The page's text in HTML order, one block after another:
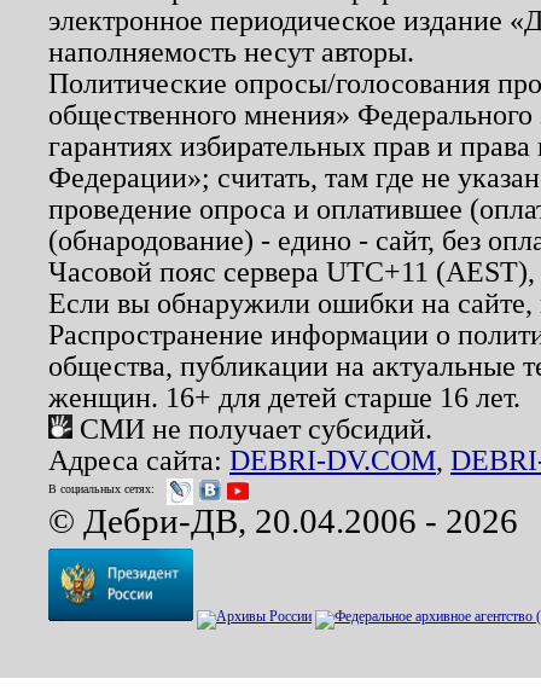
электронное периодическое издание
наполняемость несут авторы.
Политические опросы/голосования
общественного мнения»
гарантиях избирательных прав и
Федерации»; считать, там где не
проведение опроса и оплатившее
(обнародование) - едино - сайт, без
Часовой пояс сервера UTC+11
Если вы обнаружили ошибки на
Распространение информации о
общества, публикации на актуальные
женщин. 16+ для детей старше 16 лет.
СМИ не получает субсидий.
Адреса сайта: DEBRI-DV.COM,
В социальных сетях:
© Дебри-ДВ, 20.04.2006 - 2026